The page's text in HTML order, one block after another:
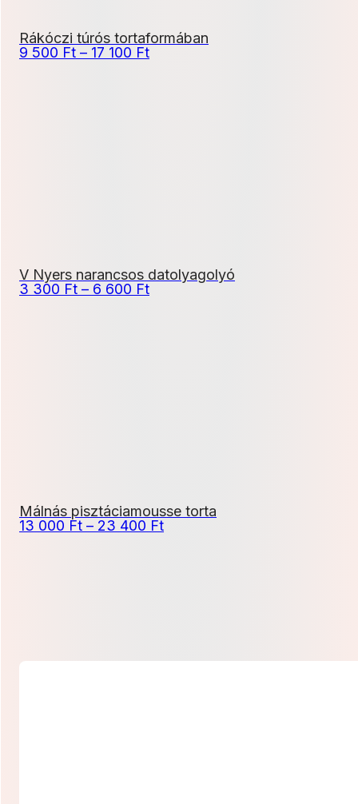
Rákóczi túrós tortaformában
9 500 Ft – 17 100 FtÁrtartomány:
V Nyers narancsos datolyagolyó
3 300 Ft – 6 600 FtÁrtartomány:
Málnás pisztáciamousse torta
13 000 Ft – 23 400 FtÁrtartomány: